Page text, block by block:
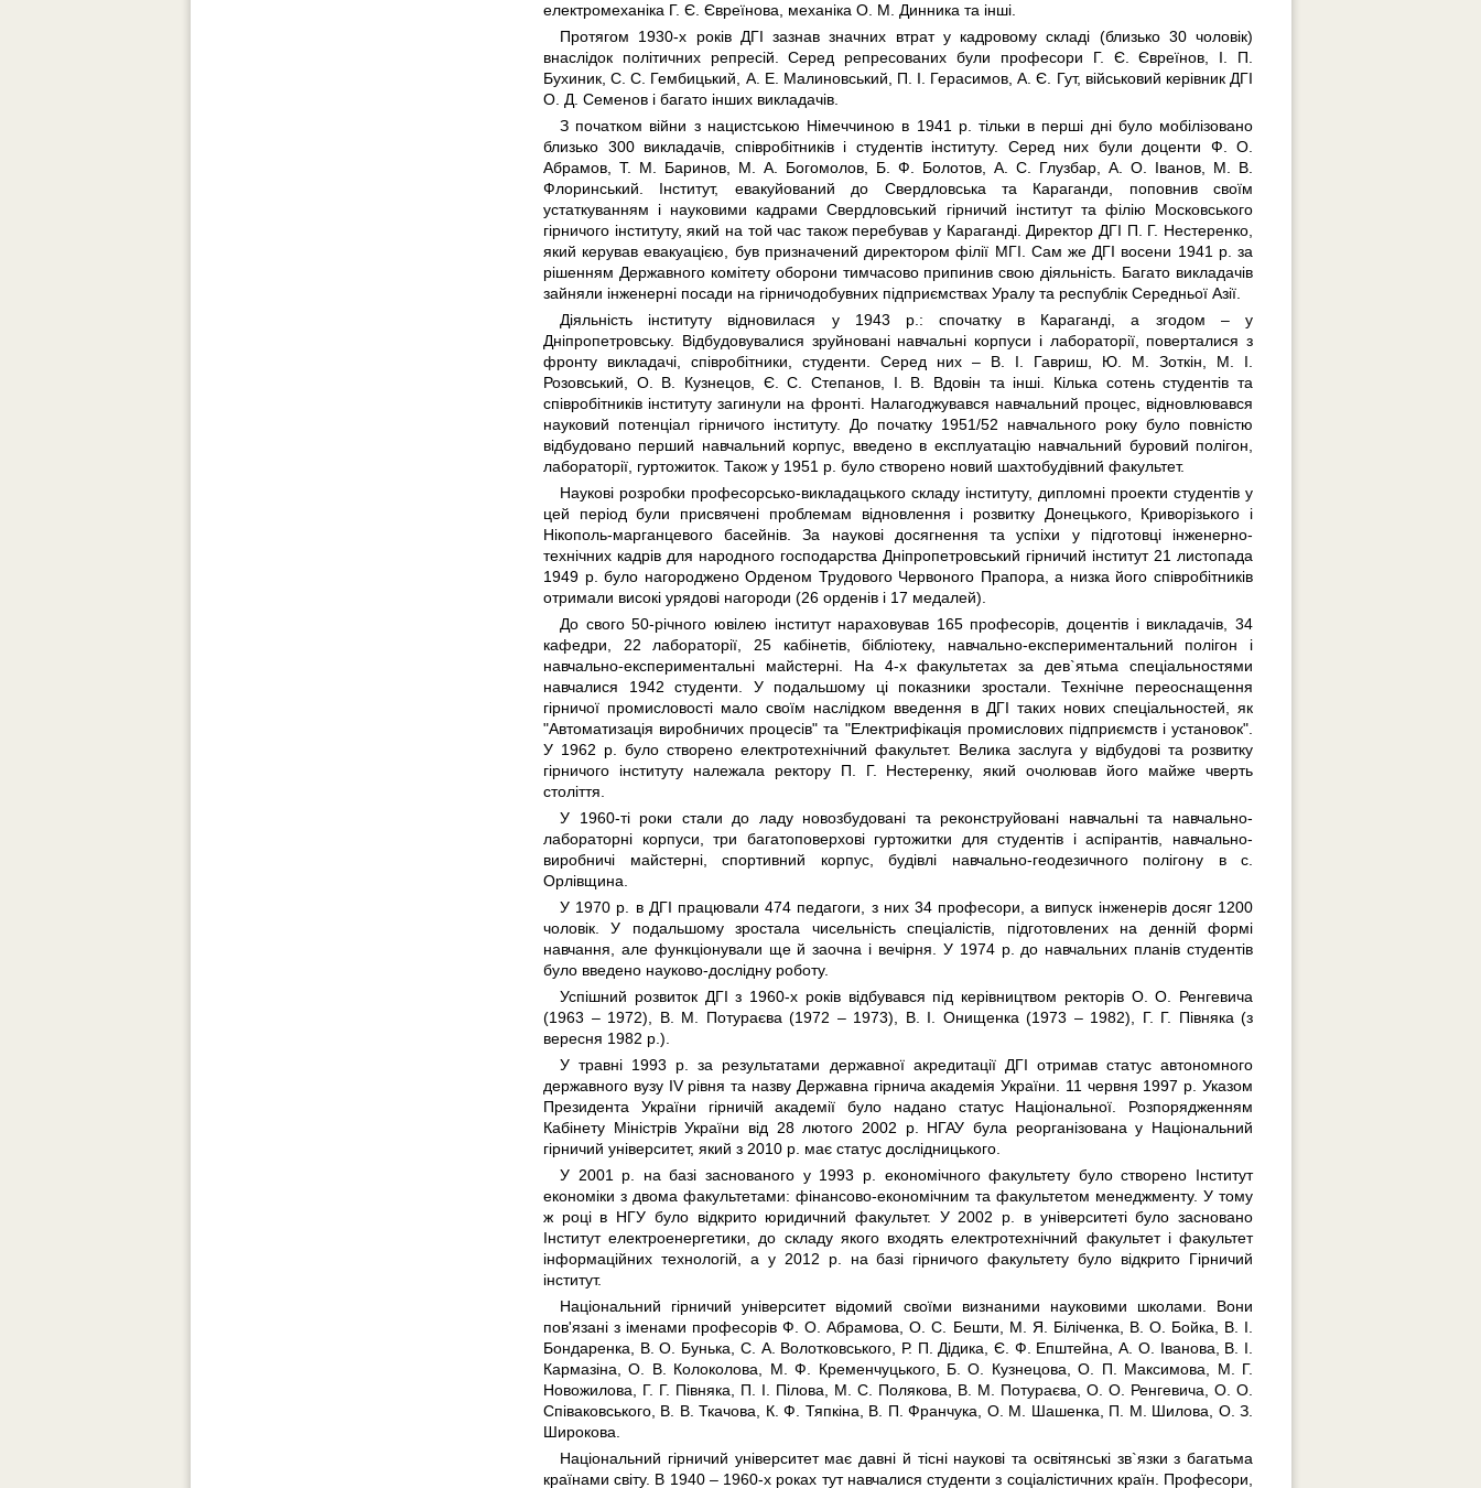
електромеханіка Г. Є. Євреїнова, механіка О. М. Динника та інші.
Протягом 1930-х років ДГІ зазнав значних втрат у кадровому складі (близько 30 чоловік)
внаслідок політичних репресій. Серед репресованих були професори Г. Є. Євреїнов, І. П.
Бухиник, С. С. Гембицький, А. Е. Малиновський, П. І. Герасимов, А. Є. Гут, військовий керівник ДГІ
О. Д. Семенов і багато інших викладачів.
З початком війни з нацистською Німеччиною в 1941 р. тільки в перші дні було мобілізовано
близько 300 викладачів, співробітників і студентів інституту. Серед них були доценти Ф. О.
Абрамов, Т. М. Баринов, М. А. Богомолов, Б. Ф. Болотов, А. С. Глузбар, А. О. Іванов, М. В.
Флоринський. Інститут, евакуйований до Свердловська та Караганди, поповнив своїм
устаткуванням і науковими кадрами Свердловський гірничий інститут та філію Московського
гірничого інституту, який на той час також перебував у Караганді. Директор ДГІ П. Г. Нестеренко,
який керував евакуацією, був призначений директором філії МГІ. Сам же ДГІ восени 1941 р. за
рішенням Державного комітету оборони тимчасово припинив свою діяльність. Багато викладачів
зайняли інженерні посади на гірничодобувних підприємствах Уралу та республік Середньої Азії.
Діяльність інституту відновилася у 1943 р.: спочатку в Караганді, а згодом – у
Дніпропетровську. Відбудовувалися зруйновані навчальні корпуси і лабораторії, поверталися з
фронту викладачі, співробітники, студенти. Серед них – В. І. Гавриш, Ю. М. Зоткін, М. І.
Розовський, О. В. Кузнецов, Є. С. Степанов, І. В. Вдовін та інші. Кілька сотень студентів та
співробітників інституту загинули на фронті. Налагоджувався навчальний процес, відновлювався
науковий потенціал гірничого інституту. До початку 1951/52 навчального року було повністю
відбудовано перший навчальний корпус, введено в експлуатацію навчальний буровий полігон,
лабораторії, гуртожиток. Також у 1951 р. було створено новий шахтобудівний факультет.
Наукові розробки професорсько-викладацького складу інституту, дипломні проекти студентів у
цей період були присвячені проблемам відновлення і розвитку Донецького, Криворізького і
Нікополь-марганцевого басейнів. За наукові досягнення та успіхи у підготовці інженерно-
технічних кадрів для народного господарства Дніпропетровський гірничий інститут 21 листопада
1949 р. було нагороджено Орденом Трудового Червоного Прапора, а низка його співробітників
отримали високі урядові нагороди (26 орденів і 17 медалей).
До свого 50-річного ювілею інститут нараховував 165 професорів, доцентів і викладачів, 34
кафедри, 22 лабораторії, 25 кабінетів, бібліотеку, навчально-експериментальний полігон і
навчально-експериментальні майстерні. На 4-х факультетах за дев`ятьма спеціальностями
навчалися 1942 студенти. У подальшому ці показники зростали. Технічне переоснащення
гірничої промисловості мало своїм наслідком введення в ДГІ таких нових спеціальностей, як
"Автоматизація виробничих процесів" та "Електрифікація промислових підприємств і установок".
У 1962 р. було створено електротехнічний факультет. Велика заслуга у відбудові та розвитку
гірничого інституту належала ректору П. Г. Нестеренку, який очолював його майже чверть
століття.
У 1960-ті роки стали до ладу новозбудовані та реконструйовані навчальні та навчально-
лабораторні корпуси, три багатоповерхові гуртожитки для студентів і аспірантів, навчально-
виробничі майстерні, спортивний корпус, будівлі навчально-геодезичного полігону в с.
Орлівщина.
У 1970 р. в ДГІ працювали 474 педагоги, з них 34 професори, а випуск інженерів досяг 1200
чоловік. У подальшому зростала чисельність спеціалістів, підготовлених на денній формі
навчання, але функціонували ще й заочна і вечірня. У 1974 р. до навчальних планів студентів
було введено науково-дослідну роботу.
Успішний розвиток ДГІ з 1960-х років відбувався під керівництвом ректорів О. О. Ренгевича
(1963 – 1972), В. М. Потураєва (1972 – 1973), В. І. Онищенка (1973 – 1982), Г. Г. Півняка (з
вересня 1982 р.).
У травні 1993 р. за результатами державної акредитації ДГІ отримав статус автономного
державного вузу IV рівня та назву Державна гірнича академія України. 11 червня 1997 р. Указом
Президента України гірничій академії було надано статус Національної. Розпорядженням
Кабінету Міністрів України від 28 лютого 2002 р. НГАУ була реорганізована у Національний
гірничий університет, який з 2010 р. має статус дослідницького.
У 2001 р. на базі заснованого у 1993 р. економічного факультету було створено Інститут
економіки з двома факультетами: фінансово-економічним та факультетом менеджменту. У тому
ж році в НГУ було відкрито юридичний факультет. У 2002 р. в університеті було засновано
Інститут електроенергетики, до складу якого входять електротехнічний факультет і факультет
інформаційних технологій, а у 2012 р. на базі гірничого факультету було відкрито Гірничий
інститут.
Національний гірничий університет відомий своїми визнаними науковими школами. Вони
пов'язані з іменами професорів Ф. О. Абрамова, О. С. Бешти, М. Я. Біліченка, В. О. Бойка, В. І.
Бондаренка, В. О. Бунька, С. А. Волотковського, Р. П. Дідика, Є. Ф. Епштейна, А. О. Іванова, В. І.
Кармазіна, О. В. Колоколова, М. Ф. Кременчуцького, Б. О. Кузнецова, О. П. Максимова, М. Г.
Новожилова, Г. Г. Півняка, П. І. Пілова, М. С. Полякова, В. М. Потураєва, О. О. Ренгевича, О. О.
Співаковського, В. В. Ткачова, К. Ф. Тяпкіна, В. П. Франчука, О. М. Шашенка, П. М. Шилова, О. З.
Широкова.
Національний гірничий університет має давні й тісні наукові та освітянські зв`язки з багатьма
країнами світу. В 1940 – 1960-х роках тут навчалися студенти з соціалістичних країн. Професори,